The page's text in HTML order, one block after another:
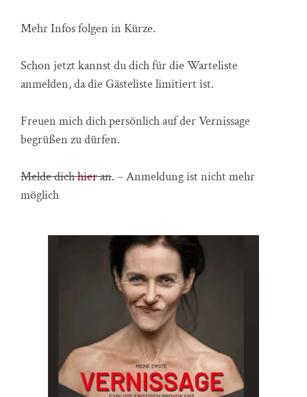
Mehr Infos folgen in Kürze.
Schon jetzt kannst du dich für die Warteliste
anmelden, da die Gästeliste limitiert ist.
Freuen mich dich persönlich auf der Vernissage
begrüßen zu dürfen.
Melde dichhieran. – Anmeldung ist nicht mehr
möglich